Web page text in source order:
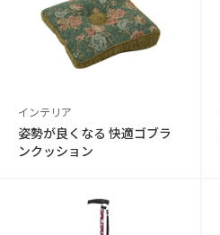
インテリア
姿勢が良くなる 快適ゴブラ
ンクッション